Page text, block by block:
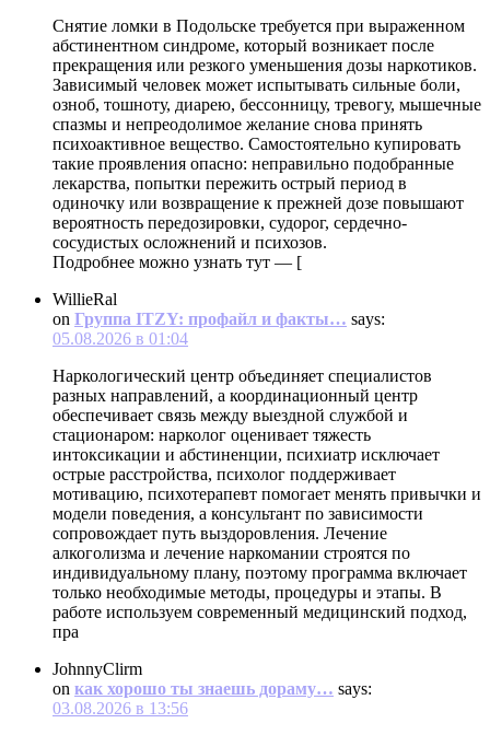
Снятие ломки в Подольске требуется при выраженном
абстинентном синдроме, который возникает после
прекращения или резкого уменьшения дозы наркотиков.
Зависимый человек может испытывать сильные боли,
озноб, тошноту, диарею, бессонницу, тревогу, мышечные
спазмы и непреодолимое желание снова принять
психоактивное вещество. Самостоятельно купировать
такие проявления опасно: неправильно подобранные
лекарства, попытки пережить острый период в
одиночку или возвращение к прежней дозе повышают
вероятность передозировки, судорог, сердечно-
сосудистых осложнений и психозов.
Подробнее можно узнать тут — [
WillieRal
on Группа ITZY: профайл и факты… says:
05.08.2026 в 01:04
Наркологический центр объединяет специалистов
разных направлений, а координационный центр
обеспечивает связь между выездной службой и
стационаром: нарколог оценивает тяжесть
интоксикации и абстиненции, психиатр исключает
острые расстройства, психолог поддерживает
мотивацию, психотерапевт помогает менять привычки и
модели поведения, а консультант по зависимости
сопровождает путь выздоровления. Лечение
алкоголизма и лечение наркомании строятся по
индивидуальному плану, поэтому программа включает
только необходимые методы, процедуры и этапы. В
работе используем современный медицинский подход,
пра
JohnnyClirm
on как хорошо ты знаешь дораму… says:
03.08.2026 в 13:56